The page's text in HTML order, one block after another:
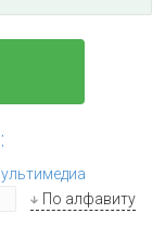
По алфавиту